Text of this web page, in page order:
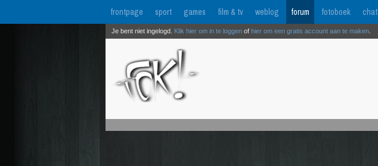
frontpage sport games film & tv weblog forum fotoboek chat
Je bent niet ingelogd. Klik hier om in te loggen of hier om een gratis account aan te maken